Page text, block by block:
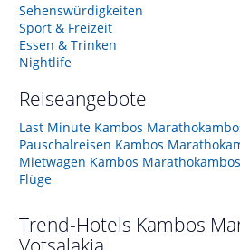
Sehenswürdigkeiten
Sport & Freizeit
Essen & Trinken
Nightlife
Reiseangebote
Last Minute Kambos
Pauschalreisen Kambos
Mietwagen Kambos
Flüge
Trend-Hotels Kambos